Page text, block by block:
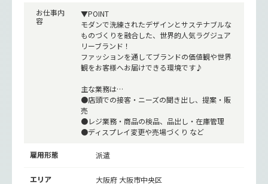
お仕事内
容
▼POINT
モダンで洗練されたデザインとサステナブルな
ものづくりを融合した、世界的人気ラグジュア
リーブランド！
ファッションを通してブランドの価値観や世界
観をお客様へお届けできる環境です♪
主な業務は…
●店頭での接客・ニーズの聞き出し、提案・販
売
●レジ業務・商品の検品、品出し・在庫管理
●ディスプレイ変更や売場づくり など
雇用形態 派遣
エリア 大阪府 大阪市中央区